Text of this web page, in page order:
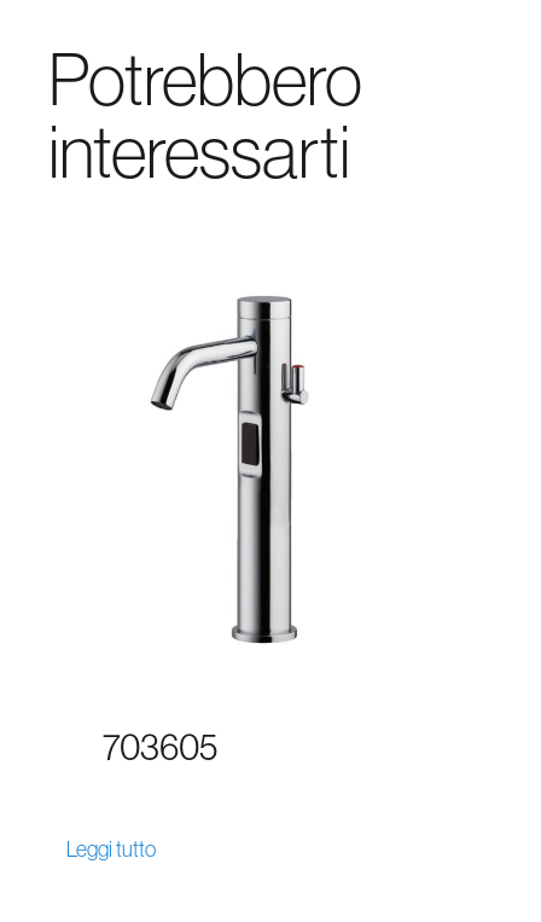
Potrebbero
interessarti
703605
Leggi tutto